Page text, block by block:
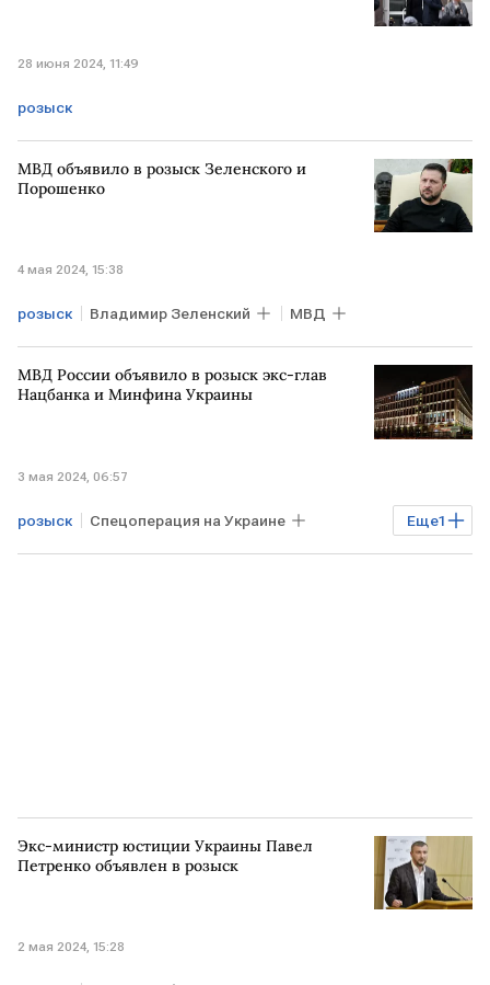
28 июня 2024, 11:49
розыск
МВД объявило в розыск Зеленского и
Порошенко
4 мая 2024, 15:38
розыск Владимир Зеленский МВД
МВД России объявило в розыск экс-глав
Нацбанка и Минфина Украины
3 мая 2024, 06:57
Еще1
розыск Спецоперация на Украине
УКРАИНА
Экс-министр юстиции Украины Павел
Петренко объявлен в розыск
2 мая 2024, 15:28